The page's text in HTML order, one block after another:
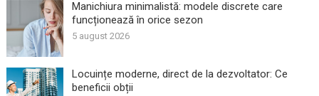
Manichiura minimalistă: modele discrete care
funcționează în orice sezon
5 august 2026
Locuințe moderne, direct de la dezvoltator: Ce
beneficii obții